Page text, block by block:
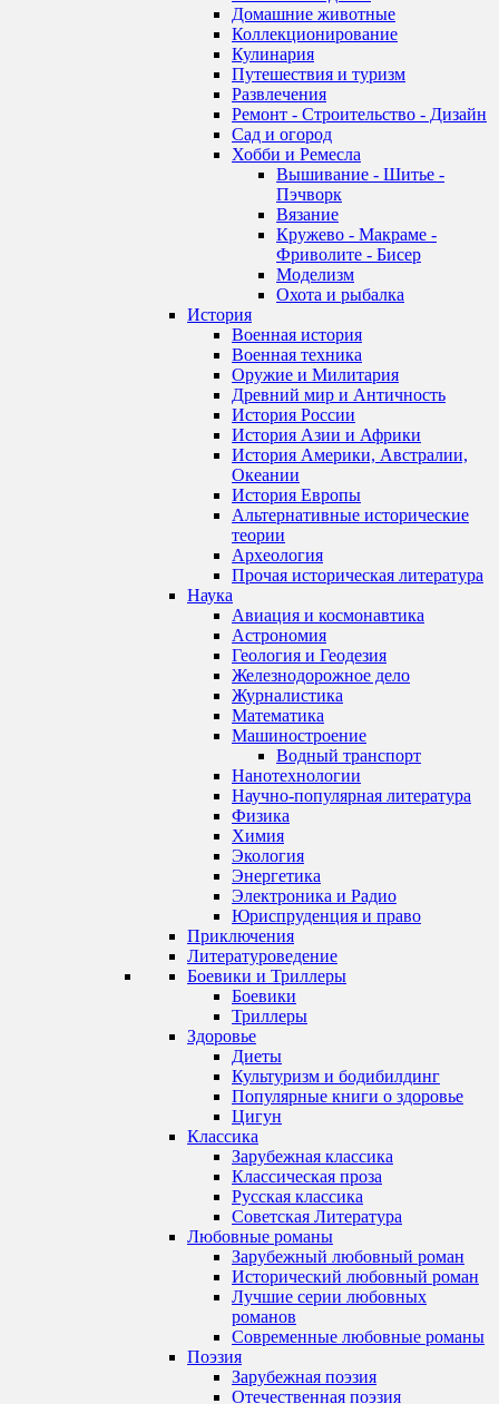
Домашние животные
Коллекционирование
Кулинария
Путешествия и туризм
Развлечения
Ремонт - Строительство - Дизайн
Сад и огород
Хобби и Ремесла
Вышивание - Шитье -
Пэчворк
Вязание
Кружево - Макраме -
Фриволите - Бисер
Моделизм
Охота и рыбалка
История
Военная история
Военная техника
Оружие и Милитария
Древний мир и Античность
История России
История Азии и Африки
История Америки, Австралии,
Океании
История Европы
Альтернативные исторические
теории
Археология
Прочая историческая литература
Наука
Авиация и космонавтика
Астрономия
Геология и Геодезия
Железнодорожное дело
Журналистика
Математика
Машиностроение
Водный транспорт
Нанотехнологии
Научно-популярная литература
Физика
Химия
Экология
Энергетика
Электроника и Радио
Юриспруденция и право
Приключения
Литературоведение
Боевики и Триллеры
Боевики
Триллеры
Здоровье
Диеты
Культуризм и бодибилдинг
Популярные книги о здоровье
Цигун
Классика
Зарубежная классика
Классическая проза
Русская классика
Советская Литература
Любовные романы
Зарубежный любовный роман
Исторический любовный роман
Лучшие серии любовных
романов
Современные любовные романы
Поэзия
Зарубежная поэзия
Отечественная поэзия